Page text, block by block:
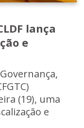
lança
e
(19), uma
e